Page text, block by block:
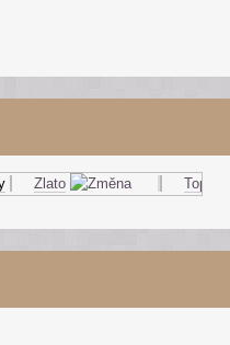
Zlato Topný